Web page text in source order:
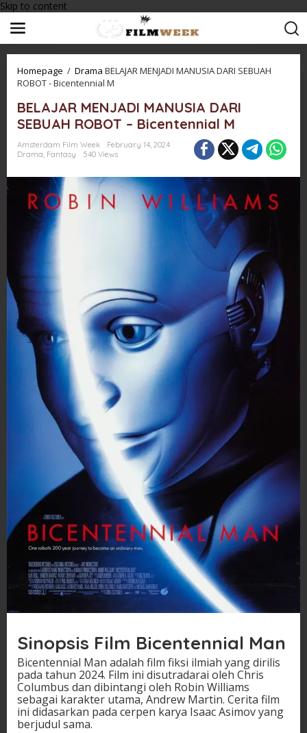
Skip to content
Homepage / Drama BELAJAR MENJADI MANUSIA DARI SEBUAH
ROBOT - Bicentennial M
BELAJAR MENJADI MANUSIA DARI
SEBUAH ROBOT – Bicentennial M
Amsterdam Film Week
February 14, 2024
Drama, Fantasy 540 Views
Sinopsis Film Bicentennial Man
Bicentennial Man adalah film fiksi ilmiah yang dirilis
pada tahun 2024. Film ini disutradarai oleh Chris
Columbus dan dibintangi oleh Robin Williams
sebagai karakter utama, Andrew Martin. Cerita film
ini didasarkan pada cerpen karya Isaac Asimov yang
berjudul sama.